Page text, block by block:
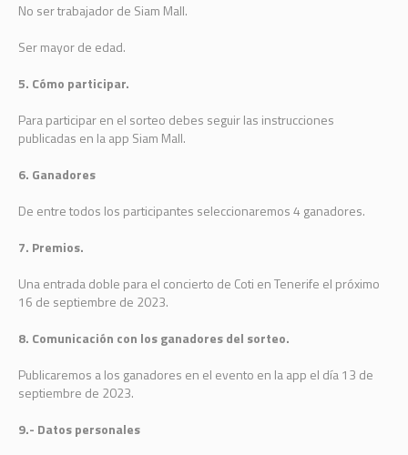
No ser trabajador de Siam Mall.
Ser mayor de edad.
5. Cómo participar.
Para participar en el sorteo debes seguir las instrucciones
publicadas en la app Siam Mall.
6. Ganadores
De entre todos los participantes seleccionaremos 4 ganadores.
7. Premios.
Una entrada doble para el concierto de Coti en Tenerife el próximo
16 de septiembre de 2023.
8. Comunicación con los ganadores del sorteo.
Publicaremos a los ganadores en el evento en la app el día 13 de
septiembre de 2023.
9.- Datos personales